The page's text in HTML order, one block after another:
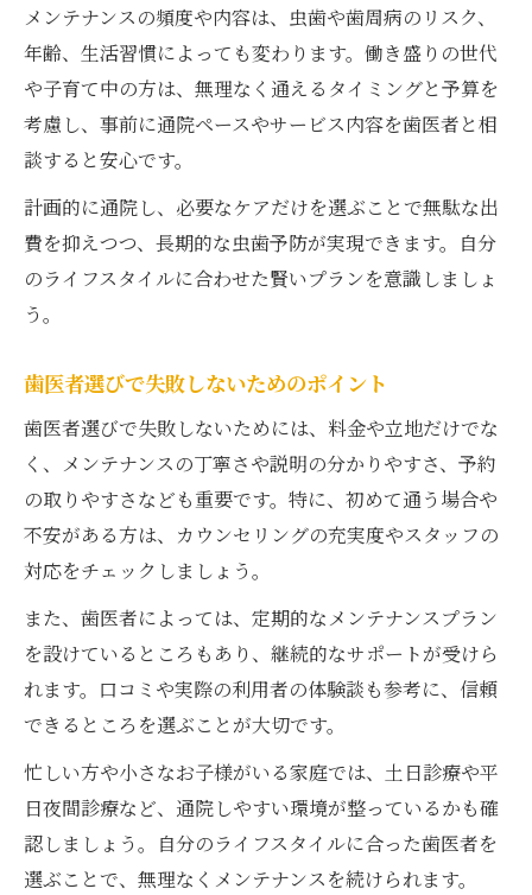
メンテナンスの頻度や内容は、虫歯や歯周病のリスク、
年齢、生活習慣によっても変わります。働き盛りの世代
や子育て中の方は、無理なく通えるタイミングと予算を
考慮し、事前に通院ペースやサービス内容を歯医者と相
談すると安心です。
計画的に通院し、必要なケアだけを選ぶことで無駄な出
費を抑えつつ、長期的な虫歯予防が実現できます。自分
のライフスタイルに合わせた賢いプランを意識しましょ
う。
歯医者選びで失敗しないためのポイント
歯医者選びで失敗しないためには、料金や立地だけでな
く、メンテナンスの丁寧さや説明の分かりやすさ、予約
の取りやすさなども重要です。特に、初めて通う場合や
不安がある方は、カウンセリングの充実度やスタッフの
対応をチェックしましょう。
また、歯医者によっては、定期的なメンテナンスプラン
を設けているところもあり、継続的なサポートが受けら
れます。口コミや実際の利用者の体験談も参考に、信頼
できるところを選ぶことが大切です。
忙しい方や小さなお子様がいる家庭では、土日診療や平
日夜間診療など、通院しやすい環境が整っているかも確
認しましょう。自分のライフスタイルに合った歯医者を
選ぶことで、無理なくメンテナンスを続けられます。